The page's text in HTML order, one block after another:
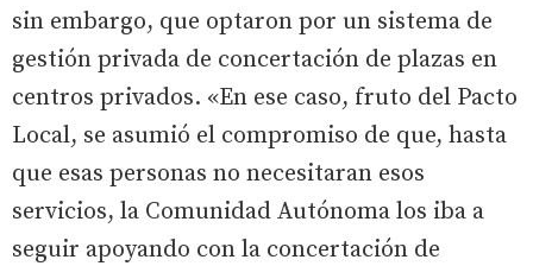
sin embargo, que optaron por un sistema de
gestión privada de concertación de plazas en
centros privados. «En ese caso, fruto del Pacto
Local, se asumió el compromiso de que, hasta
que esas personas no necesitaran esos
servicios, la Comunidad Autónoma los iba a
seguir apoyando con la concertación de